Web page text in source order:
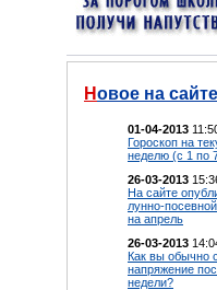
Новое на сайте
01-04-2013
Гороскоп на
неделю (с 1 по
26-03-2013
На сайте
лунно-
на апрель
26-03-2013
Как вы обычно
напряжение
недели?